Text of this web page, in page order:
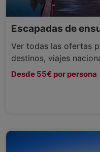
Escapadas de
Ver todas las ofertas
destinos, viajes
Desde 55€ por persona